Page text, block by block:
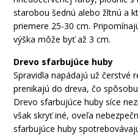
starobou šednú alebo žltnú a
priemere 25-30 cm.
výška môže byť až 3 cm.
Drevo sfarbujúce huby
Spravidla napádajú už čerstvé
prenikajú do dreva, čo
Drevo sfarbujúce huby síce
však skryť iné, oveľa
sfarbujúce huby